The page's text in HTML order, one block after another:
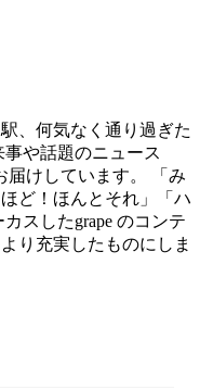
、何気なく通り過ぎた
や話題のニュース
届けしています。 「み
ど！ほんとそれ」「ハ
スしたgrape のコンテ
り充実したものにしま